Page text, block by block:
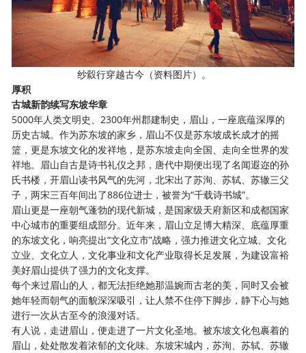
纱縠行穿越古今（资料图片）。
厚积
古城新韵续写东坡华章
5000年人类文明史、2300年州郡建制史，眉山，一座底蕴深厚的
历史古城。作为苏东坡的家乡，眉山不仅是苏东坡成长成才的摇
篮，更是东坡文化的发祥地，是苏东坡走向全国、走向全世界的发
祥地。眉山自古是诗书礼仪之邦，唐代中期便出现了名闻遐迩的孙
氏书楼，开眉山读书风气的先河，北宋出了苏洵、苏轼、苏辙三父
子，两宋三百年间出了886位进士，被誉为“千载诗书城”。
眉山更是一座朝气蓬勃的现代新城，是国家级天府新区和成都国家
中心城市的重要组成部分。近年来，眉山立足博大精深、底蕴厚重
的东坡文化，响亮提出“文化立市”战略，强力推进文化立城、文化
立业、文化立人，文化事业和文化产业取得长足发展，为建设富裕
美好眉山提供了强力的文化支撑。
每个来过眉山的人，都无法拒绝她那温婉而古老的美，同时又会被
她年轻而朝气的面貌深深吸引，让人禁不住停下脚步，静下心与她
进行一次从古至今的浪漫对话。
有人说，走进眉山，便走进了一片文化圣地。被东坡文化包裹着的
眉山，处处散发着浓郁的文化味。东坡宋城内，苏洵、苏轼、苏辙